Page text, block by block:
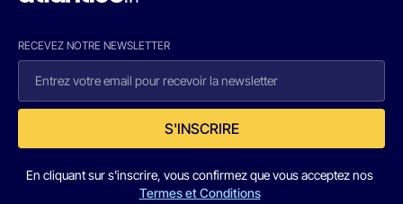
RECEVEZ NOTRE NEWSLETTER
S'INSCRIRE
En cliquant sur s'inscrire, vous confirmez que vous acceptez nos
Termes et Conditions